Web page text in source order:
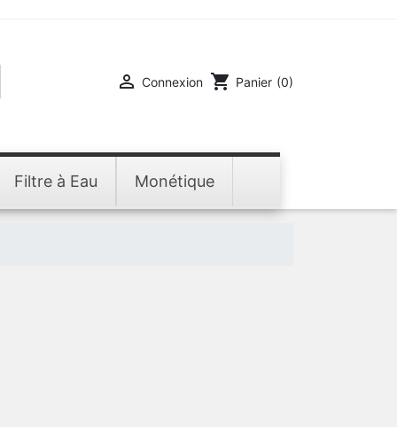
 Connexion shopping_cart Panier (0)
Filtre à Eau Monétique